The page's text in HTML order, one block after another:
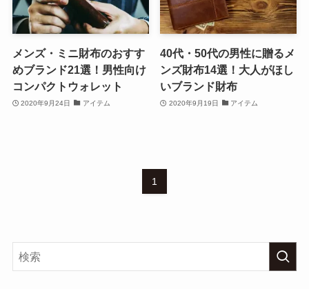
メンズ・ミニ財布のおすす
めブランド21選！男性向け
コンパクトウォレット
2020年9月24日 アイテム
40代・50代の男性に贈るメ
ンズ財布14選！大人がほし
いブランド財布
2020年9月19日 アイテム
1